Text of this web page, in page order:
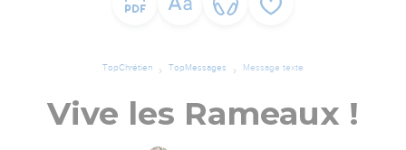
TopChrétien TopMessages Message texte
Vive les Rameaux !